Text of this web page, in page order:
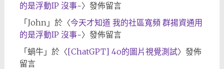
的是浮動IP 沒事~〉發佈留言
「 John」於〈今天才知道 我的社區寬頻 群揚資通用
的是浮動IP 沒事~〉發佈留言
「 蝸牛」於〈[ChatGPT] 4o的圖片視覺測試〉發佈
留言